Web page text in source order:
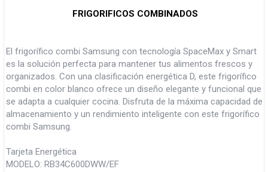
FRIGORIFICOS COMBINADOS
El frigorífico combi Samsung con tecnología SpaceMax y Smart
es la solución perfecta para mantener tus alimentos frescos y
organizados. Con una clasificación energética D, este frigorífico
combi en color blanco ofrece un diseño elegante y funcional que
se adapta a cualquier cocina. Disfruta de la máxima capacidad de
almacenamiento y un rendimiento inteligente con este frigorífico
combi Samsung.
Tarjeta Energética
MODELO: RB34C600DWW/EF